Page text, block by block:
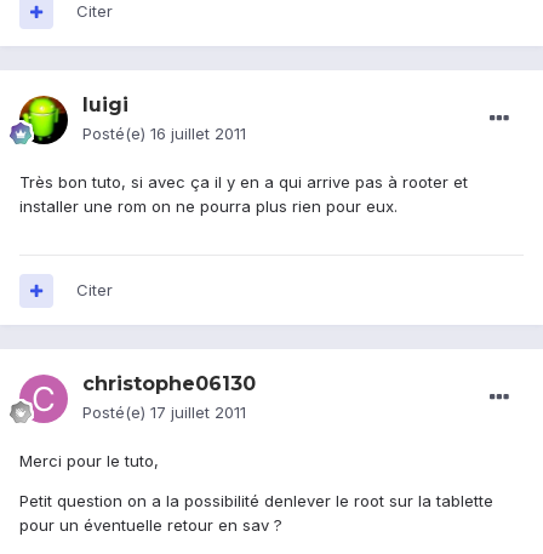
Citer
luigi
Posté(e) 16 juillet 2011
Très bon tuto, si avec ça il y en a qui arrive pas à rooter et
installer une rom on ne pourra plus rien pour eux.
Citer
christophe06130
Posté(e) 17 juillet 2011
Merci pour le tuto,
Petit question on a la possibilité denlever le root sur la tablette
pour un éventuelle retour en sav ?